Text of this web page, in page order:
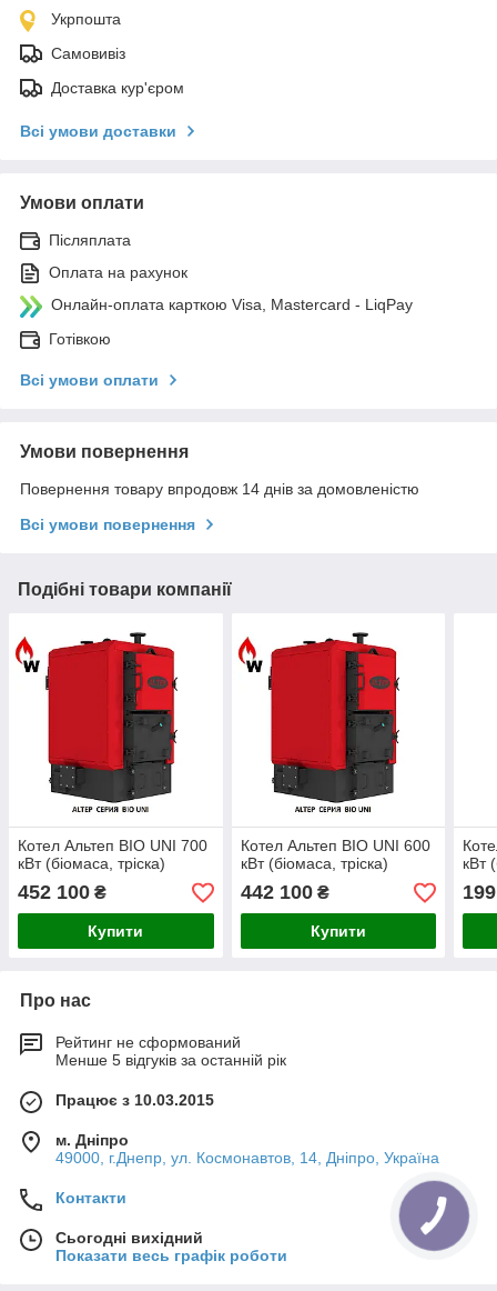
Укрпошта
Самовивіз
Доставка кур'єром
Всі умови доставки
Умови оплати
Післяплата
Оплата на рахунок
Онлайн-оплата карткою Visa, Mastercard - LiqPay
Готівкою
Всі умови оплати
Умови повернення
Повернення товару впродовж 14 днів за домовленістю
Всі умови повернення
Подібні товари компанії
Котел Альтеп BIO UNI 700
кВт (біомаса, тріска)
452 100 ₴
Купити
Котел Альтеп BIO UNI 600
кВт (біомаса, тріска)
442 100₴
Купити
кВт
Про нас
Рейтинг не сформований
Менше 5 відгуків за останній рік
Працює з 10.03.2015
м. Дніпро
49000, г.Днепр, ул. Космонавтов, 14, Дніпро, Україна
Контакти
Сьогодні вихідний
Показати весь графік роботи